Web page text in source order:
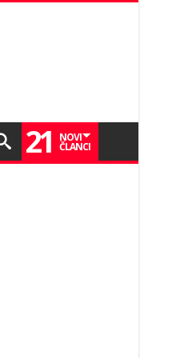
21 NOVI
ČLANCI